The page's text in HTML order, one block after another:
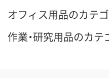
オフィス用品のカテ
作業・研究用品のカテ